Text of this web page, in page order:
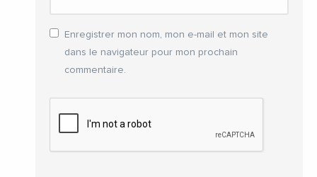
Enregistrer mon nom, mon e-mail et mon site
dans le navigateur pour mon prochain
commentaire.